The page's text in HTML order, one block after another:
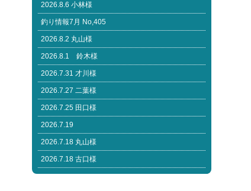
2026.8.6 小林様
釣り情報7月 No,405
2026.8.2 丸山様
2026.8.1 鈴木様
2026.7.31 才川様
2026.7.27 二葉様
2026.7.25 田口様
2026.7.19
2026.7.18 丸山様
2026.7.18 古口様